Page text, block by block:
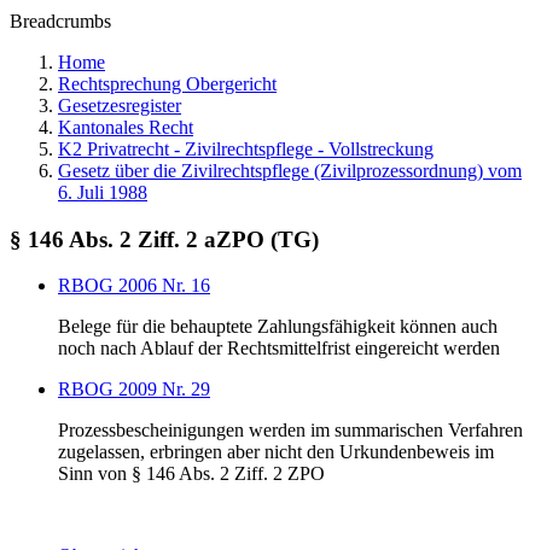
Breadcrumbs
Home
Rechtsprechung Obergericht
Gesetzesregister
Kantonales Recht
K2 Privatrecht - Zivilrechtspflege - Vollstreckung
Gesetz über die Zivilrechtspflege (Zivilprozessordnung) vom
6. Juli 1988
§ 146 Abs. 2 Ziff. 2 aZPO (TG)
RBOG 2006 Nr. 16
Belege für die behauptete Zahlungsfähigkeit können auch
noch nach Ablauf der Rechtsmittelfrist eingereicht werden
RBOG 2009 Nr. 29
Prozessbescheinigungen werden im summarischen Verfahren
zugelassen, erbringen aber nicht den Urkundenbeweis im
Sinn von § 146 Abs. 2 Ziff. 2 ZPO